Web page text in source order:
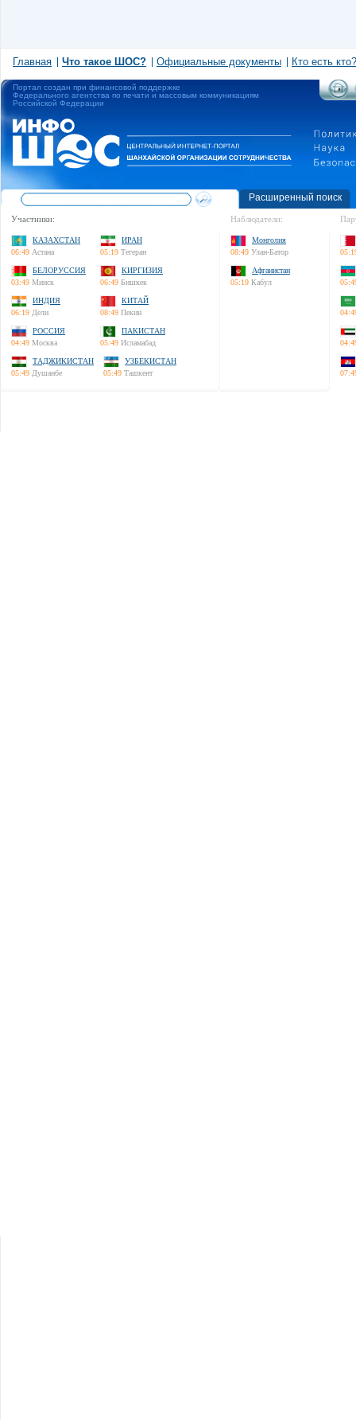
Главная Что такое ШОС? Официальные документы Кто есть кто?
Портал создан при финансовой поддержке
Федерального агентства по печати и массовым коммуникациям
Российской Федерации
Расширенный поиск
Участники:
КАЗАХСТАН
06:49 Астана
ИРАН
05:19 Тегеран
БЕЛОРУССИЯ
03:49 Минск
КИРГИЗИЯ
06:49 Бишкек
ИНДИЯ
06:19 Дели
КИТАЙ
08:49 Пекин
РОССИЯ
04:49 Москва
ПАКИСТАН
05:49 Исламабад
ТАДЖИКИСТАН
05:49 Душанбе
УЗБЕКИСТАН
05:49 Ташкент
Наблюдатели:
Монголия
08:49 Улан-Батор
Афганистан
05:19 Кабул